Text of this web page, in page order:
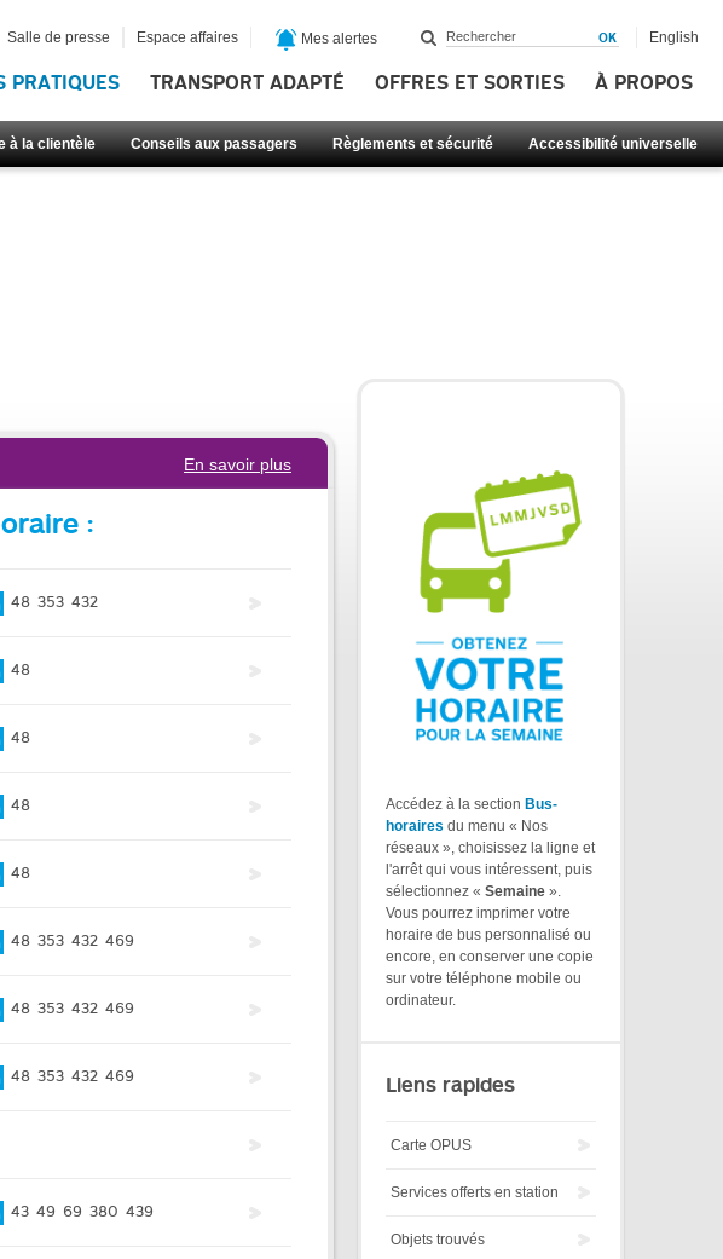
PRATIQUES TRANSPORT ADAPTÉ OFFRES ET SORTIES À PROPOS
à la clientèle Conseils aux passagers Règlements et sécurité Accessibilité universelle
Salle de presse Espace affaires Mes alertes English
En savoir plus
:
48 353 432
48
48
48
48
48 353 432 469
48 353 432 469
48 353 432 469
43 49 69 380 439
Accédez à la section Bus-
horaires du menu « Nos
réseaux », choisissez la ligne et
l'arrêt qui vous intéressent, puis
sélectionnez « Semaine ».
Vous pourrez imprimer votre
horaire de bus personnalisé ou
encore, en conserver une copie
sur votre téléphone mobile ou
ordinateur.
Liens rapides
Carte OPUS
Services offerts en station
Objets trouvés